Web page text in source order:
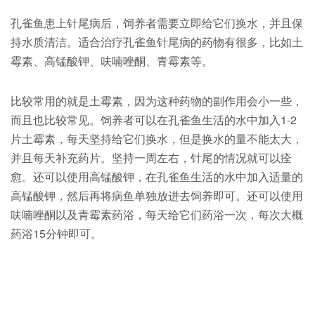
孔雀鱼患上针尾病后，饲养者需要立即给它们换水，并且保
持水质清洁。适合治疗孔雀鱼针尾病的药物有很多，比如土
霉素、高锰酸钾、呋喃唑酮、青霉素等。
比较常用的就是土霉素，因为这种药物的副作用会小一些，
而且也比较常见。饲养者可以在孔雀鱼生活的水中加入1-2
片土霉素，每天坚持给它们换水，但是换水的量不能太大，
并且每天补充药片。坚持一周左右，针尾的情况就可以痊
愈。还可以使用高锰酸钾，在孔雀鱼生活的水中加入适量的
高锰酸钾，然后再将病鱼单独放进去饲养即可。还可以使用
呋喃唑酮以及青霉素药浴，每天给它们药浴一次，每次大概
药浴15分钟即可。